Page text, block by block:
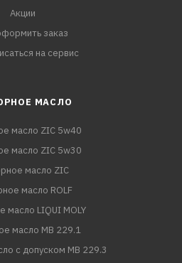
Акции
заказ
на сервис
МАСЛО
масло ZIC 5w40
масло ZIC 5w30
масло ZIC
масло ROLF
масло LIQUI MOLY
масло MB 229.1
с допуском MB 229.3